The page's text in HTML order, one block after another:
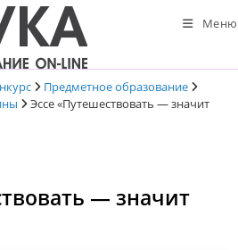
Меню
Предметное образование
Эссе «Путешествовать — значит
— значит